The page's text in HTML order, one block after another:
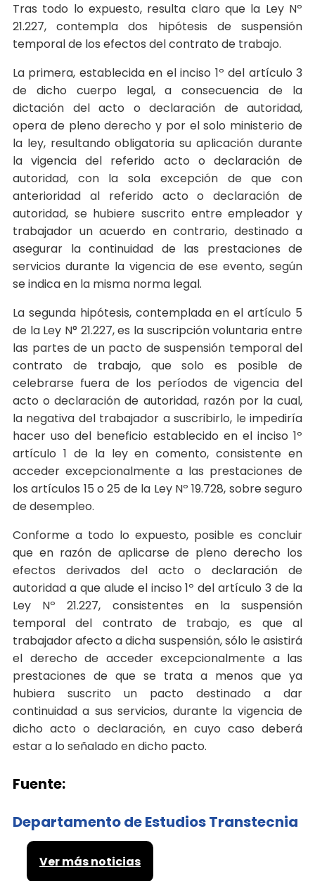
Tras todo lo expuesto, resulta claro que la Ley Nº
21.227, contempla dos hipótesis de suspensión
temporal de los efectos del contrato de trabajo.
La primera, establecida en el inciso 1º del artículo 3
de dicho cuerpo legal, a consecuencia de la
dictación del acto o declaración de autoridad,
opera de pleno derecho y por el solo ministerio de
la ley, resultando obligatoria su aplicación durante
la vigencia del referido acto o declaración de
autoridad, con la sola excepción de que con
anterioridad al referido acto o declaración de
autoridad, se hubiere suscrito entre empleador y
trabajador un acuerdo en contrario, destinado a
asegurar la continuidad de las prestaciones de
servicios durante la vigencia de ese evento, según
se indica en la misma norma legal.
La segunda hipótesis, contemplada en el artículo 5
de la Ley N° 21.227, es la suscripción voluntaria entre
las partes de un pacto de suspensión temporal del
contrato de trabajo, que solo es posible de
celebrarse fuera de los períodos de vigencia del
acto o declaración de autoridad, razón por la cual,
la negativa del trabajador a suscribirlo, le impediría
hacer uso del beneficio establecido en el inciso 1º
artículo 1 de la ley en comento, consistente en
acceder excepcionalmente a las prestaciones de
los artículos 15 o 25 de la Ley Nº 19.728, sobre seguro
de desempleo.
Conforme a todo lo expuesto, posible es concluir
que en razón de aplicarse de pleno derecho los
efectos derivados del acto o declaración de
autoridad a que alude el inciso 1º del artículo 3 de la
Ley Nº 21.227, consistentes en la suspensión
temporal del contrato de trabajo, es que al
trabajador afecto a dicha suspensión, sólo le asistirá
el derecho de acceder excepcionalmente a las
prestaciones de que se trata a menos que ya
hubiera suscrito un pacto destinado a dar
continuidad a sus servicios, durante la vigencia de
dicho acto o declaración, en cuyo caso deberá
estar a lo señalado en dicho pacto.
Fuente:
Departamento de Estudios Transtecnia
Ver más noticias